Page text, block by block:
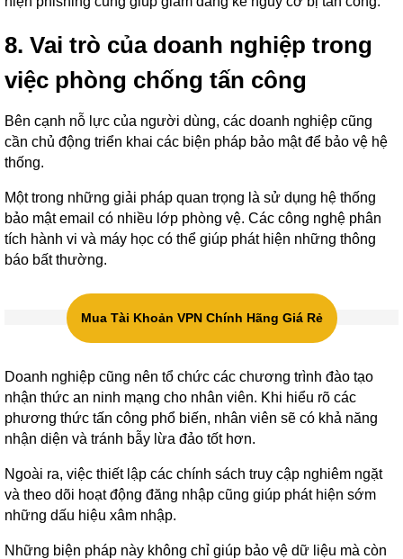
8. Vai trò của doanh nghiệp trong
việc phòng chống tấn công
Bên cạnh nỗ lực của người dùng, các doanh nghiệp cũng
cần chủ động triển khai các biện pháp bảo mật để bảo vệ hệ
thống.
Một trong những giải pháp quan trọng là sử dụng hệ thống
bảo mật email có nhiều lớp phòng vệ. Các công nghệ phân
tích hành vi và máy học có thể giúp phát hiện những thông
báo bất thường.
Mua Tài Khoản VPN Chính Hãng Giá Rẻ
Doanh nghiệp cũng nên tổ chức các chương trình đào tạo
nhận thức an ninh mạng cho nhân viên. Khi hiểu rõ các
phương thức tấn công phổ biến, nhân viên sẽ có khả năng
nhận diện và tránh bẫy lừa đảo tốt hơn.
Ngoài ra, việc thiết lập các chính sách truy cập nghiêm ngặt
và theo dõi hoạt động đăng nhập cũng giúp phát hiện sớm
những dấu hiệu xâm nhập.
Những biện pháp này không chỉ giúp bảo vệ dữ liệu mà còn